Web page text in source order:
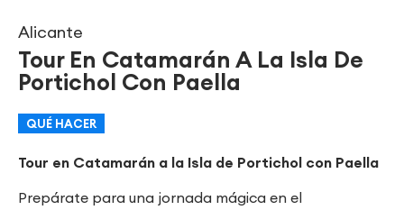
Alicante
Tour En Catamarán A La Isla De
Portichol Con Paella
QUÉ HACER
Tour en Catamarán a la Isla de Portichol con Paella
Prepárate para una jornada mágica en el